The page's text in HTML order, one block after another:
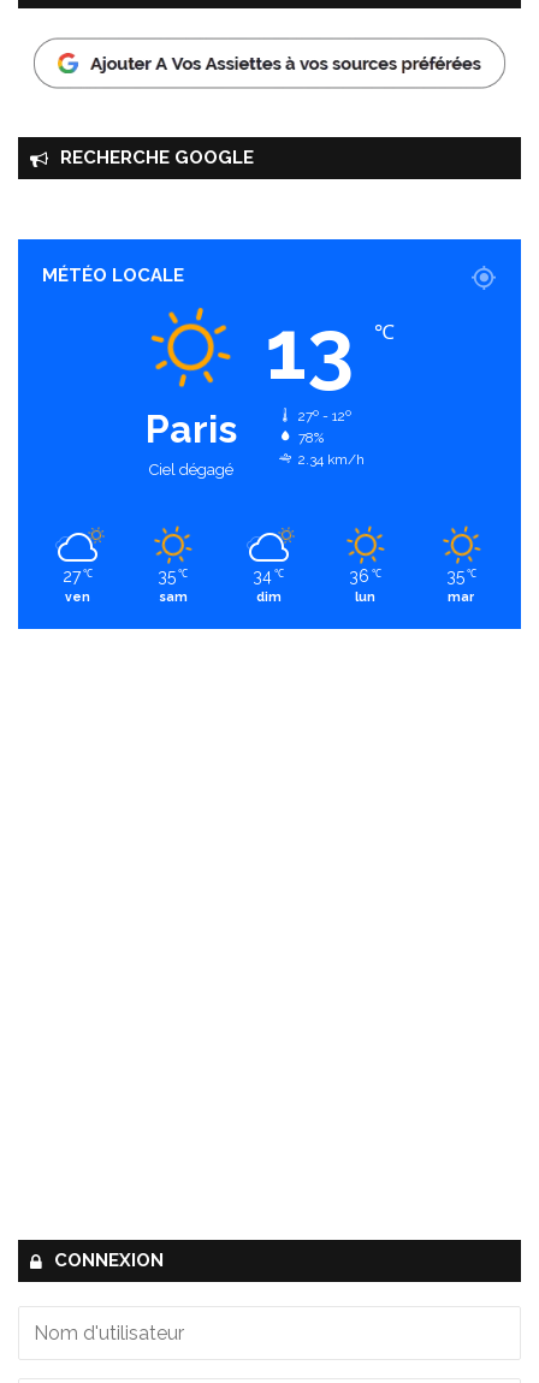
RECHERCHE GOOGLE
MÉTÉO LOCALE
Paris
Ciel dégagé
13 ℃
27º - 12º
78%
2.34 km/h
27 ℃
ven
35 ℃
sam
34 ℃
dim
36 ℃
lun
35 ℃
mar
CONNEXION